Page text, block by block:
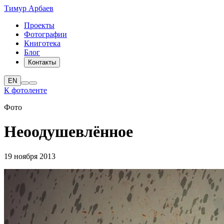
Тимур Арбаев
Проекты
Фотографии
Книготека
Блог
Контакты
EN
К фотоленте
Фото
Неоодушевлённое
19 ноября 2013